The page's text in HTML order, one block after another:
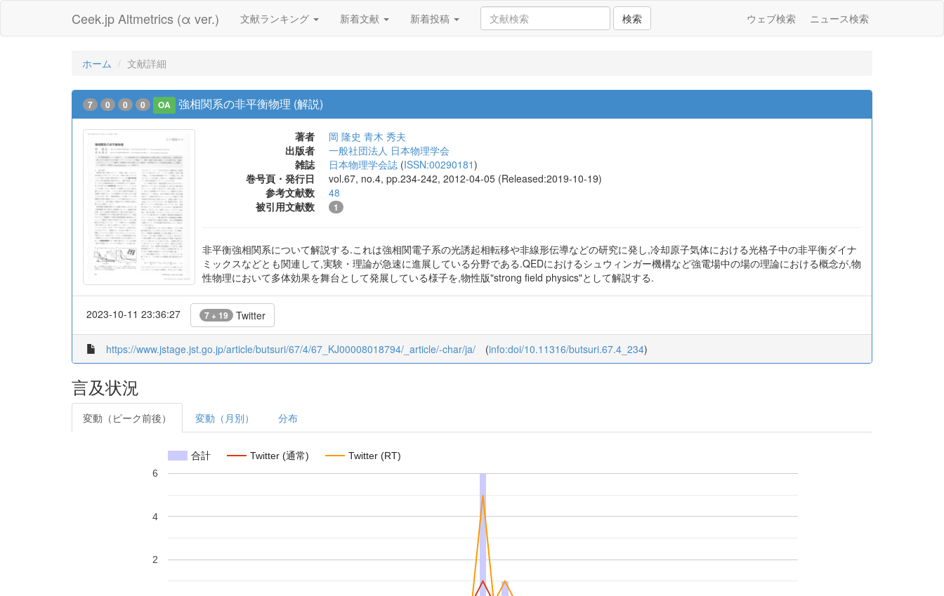
Ceek.jp Altmetrics (α ver.) 文献ランキング 新着文献 新着投稿 検索 ウェブ検索 ニュース検索
ホーム 文献詳細
7 0 0 0 OA 強相関系の非平衡物理 (解説)
著者 岡 隆史 青木 秀夫
出版者
一般社団法人 日本物理学会
雑誌
日本物理学会誌 (ISSN:00290181)
巻号頁・発行日
vol.67, no.4, pp.234-242, 2012-04-05 (Released:2019-10-19)
参考文献数
48
被引用文献数
1
非平衡強相関系について解説する.これは強相関電子系の光誘起相転移や非線形伝導などの研究に発し,冷却原子気体における光格子中の非平衡ダイナ
ミックスなどとも関連して,実験・理論が急速に進展している分野である.QEDにおけるシュウィンガー機構など強電場中の場の理論における概念が,物
性物理において多体効果を舞台として発展している様子を,物性版"strong field physics"として解説する.
2023-10-11 23:36:27 7 + 19 Twitter
https://www.jstage.jst.go.jp/article/butsuri/67/4/67_KJ00008018794/_article/-char/ja/ (info:doi/10.11316/butsuri.67.4_234)
言及状況
変動（ピーク前後） 変動（月別） 分布
合計 Twitter (通常) Twitter (RT)
2
4
6